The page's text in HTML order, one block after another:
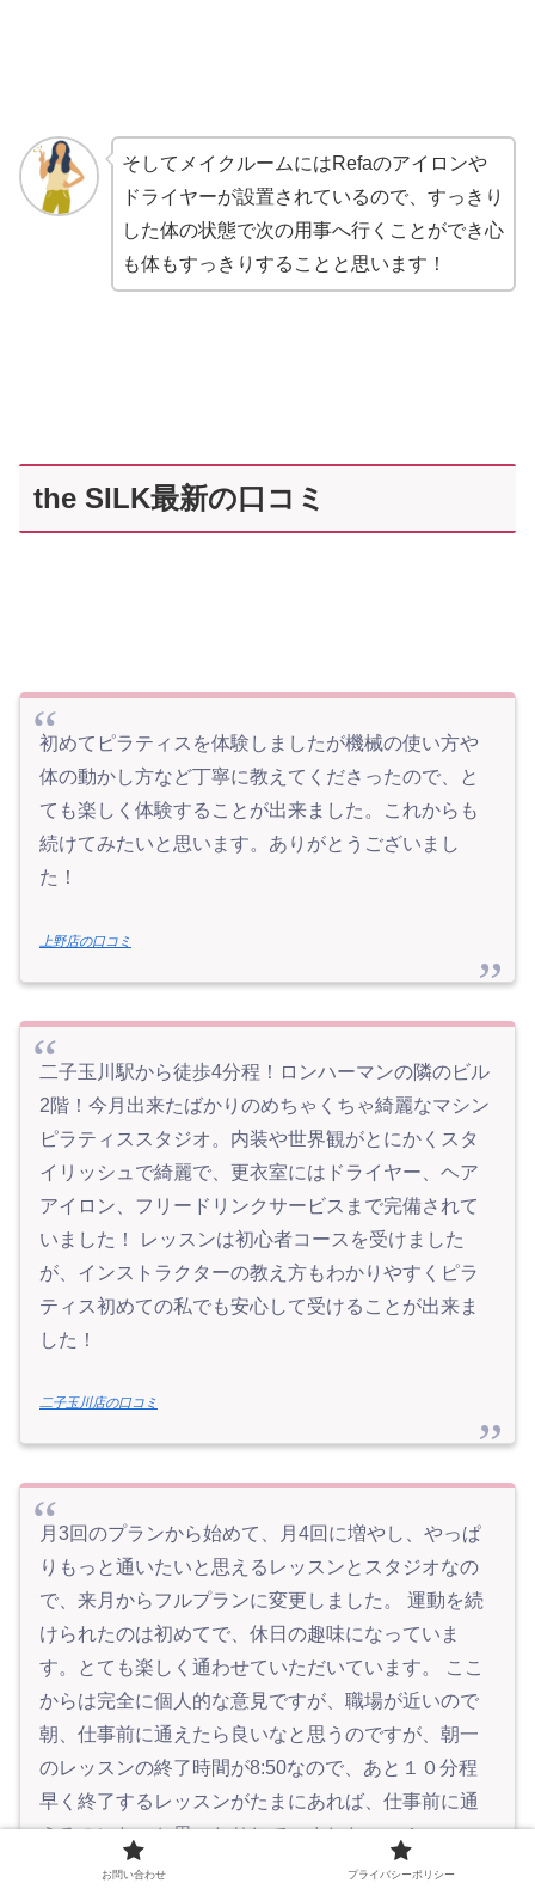
そしてメイクルームにはRefaのアイロンや
ドライヤーが設置されているので、すっきり
した体の状態で次の用事へ行くことができ心
も体もすっきりすることと思います！
the SILK最新の口コミ
初めてピラティスを体験しましたが機械の使い方や
体の動かし方など丁寧に教えてくださったので、と
ても楽しく体験することが出来ました。これからも
続けてみたいと思います。ありがとうございまし
た！
上野店の口コミ
二子玉川駅から徒歩4分程！ロンハーマンの隣のビル
2階！今月出来たばかりのめちゃくちゃ綺麗なマシン
ピラティススタジオ。内装や世界観がとにかくスタ
イリッシュで綺麗で、更衣室にはドライヤー、ヘア
アイロン、フリードリンクサービスまで完備されて
いました！ レッスンは初心者コースを受けました
が、インストラクターの教え方もわかりやすくピラ
ティス初めての私でも安心して受けることが出来ま
した！
二子玉川店の口コミ
月3回のプランから始めて、月4回に増やし、やっぱ
りもっと通いたいと思えるレッスンとスタジオなの
で、来月からフルプランに変更しました。 運動を続
けられたのは初めてで、休日の趣味になっていま
す。とても楽しく通わせていただいています。 ここ
からは完全に個人的な意見ですが、職場が近いので
朝、仕事前に通えたら良いなと思うのですが、朝一
のレッスンの終了時間が8:50なので、あと１０分程
早く終了するレッスンがたまにあれば、仕事前に通
えるのになぁと思ったりしていました。。！
お問い合わせ プライバシーポリシー